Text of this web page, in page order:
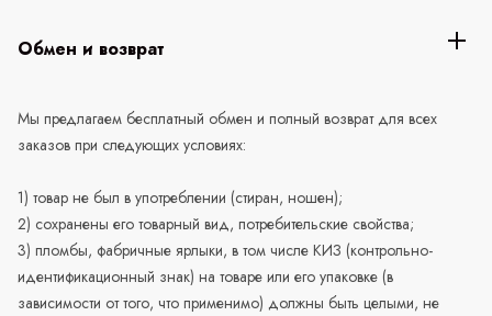
Обмен и возврат
Мы предлагаем бесплатный обмен и полный возврат для всех
заказов при следующих условиях:
1) товар не был в употреблении (стиран, ношен);
2) сохранены его товарный вид, потребительские свойства;
3) пломбы, фабричные ярлыки, в том числе КИЗ (контрольно-
идентификационный знак) на товаре или его упаковке (в
зависимости от того, что применимо) должны быть целыми, не